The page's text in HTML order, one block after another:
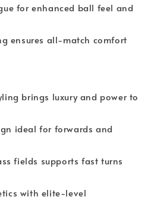
for enhanced ball feel and
ensures all-match comfort
brings luxury and power to
ideal for forwards and
fields supports fast turns
with elite-level